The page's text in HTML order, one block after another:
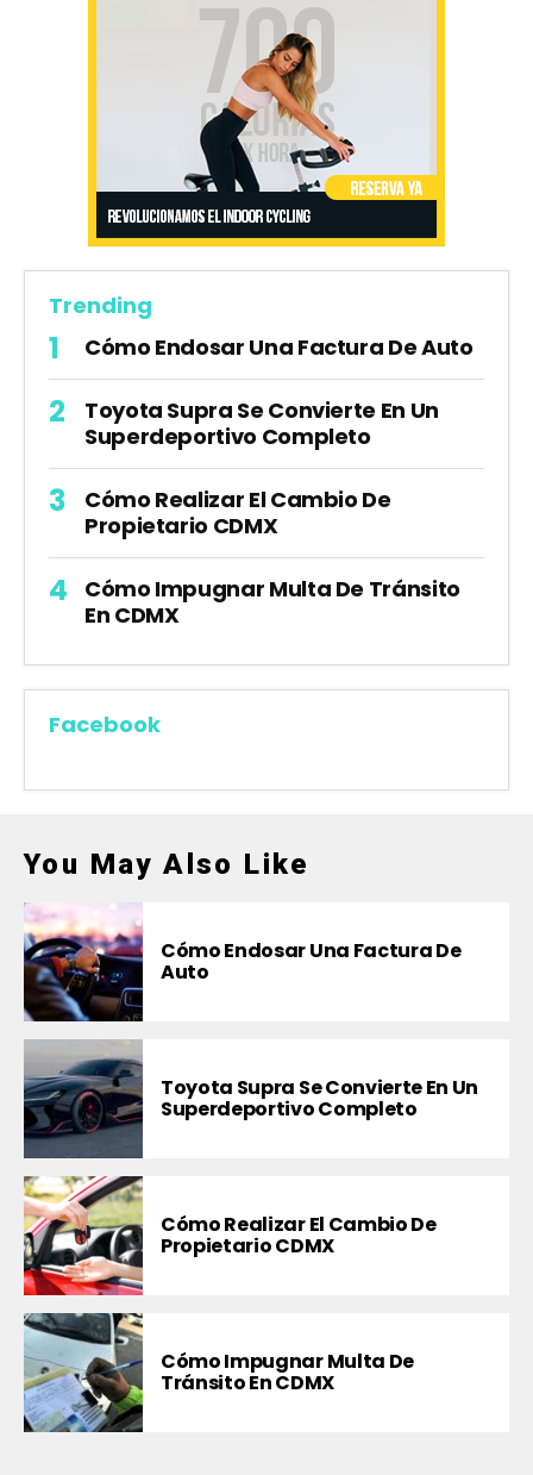
Trending
Cómo Endosar Una Factura De Auto
Toyota Supra Se Convierte En Un
Superdeportivo Completo
Cómo Realizar El Cambio De
Propietario CDMX
Cómo Impugnar Multa De Tránsito
En CDMX
Facebook
You May Also Like
Cómo Endosar Una Factura De
Auto
Toyota Supra Se Convierte En Un
Superdeportivo Completo
Cómo Realizar El Cambio De
Propietario CDMX
Cómo Impugnar Multa De
Tránsito En CDMX